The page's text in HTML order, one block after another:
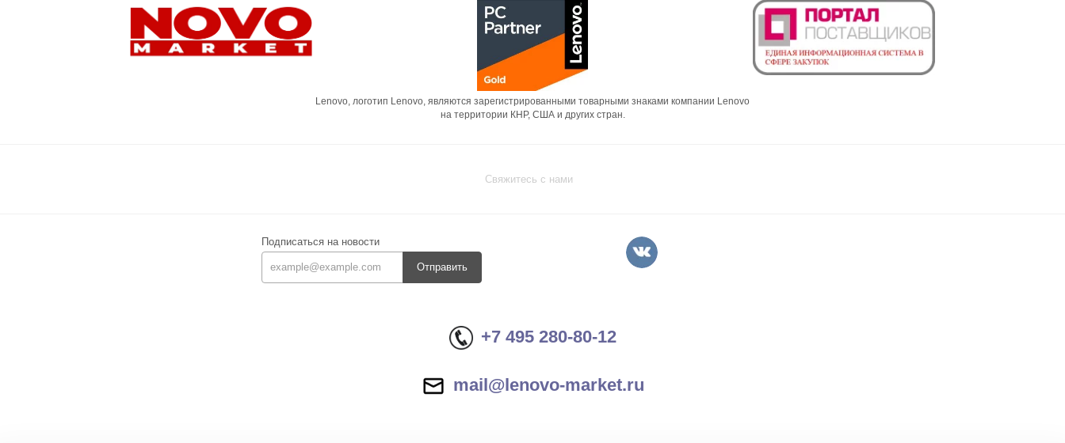
Lenovo, логотип Lenovo, являются зарегистрированными товарными знаками компании Lenovo
на территории КНР, США и других стран.
Свяжитесь с нами
Подписаться на новости
Отправить
+7 495 280-80-12
mail@lenovo-market.ru